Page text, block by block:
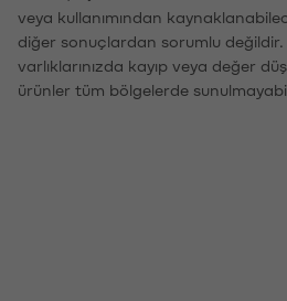
veya kullanımından
diğer sonuçlardan sorumlu değildir.
varlıklarınızda kayıp veya değer
ürünler tüm bölgelerde